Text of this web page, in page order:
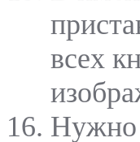
всех
Нужно